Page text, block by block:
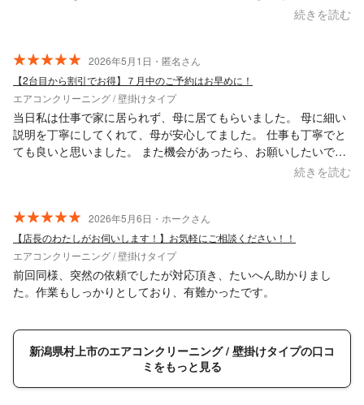
た。自分ではできないような分解掃除を丁寧にしていただき有り
続きを読む
2026年5月1日・匿名さん
【2台目から割引でお得】７月中のご予約はお早めに！
エアコンクリーニング / 壁掛けタイプ
当日私は仕事で家に居られず、母に居てもらいました。 母に細い
説明を丁寧にしてくれて、母が安心してました。 仕事も丁寧でと
ても良いと思いました。 また機会があったら、お願いしたいで
続きを読む
2026年5月6日・ホークさん
【店長のわたしがお伺いします！】お気軽にご相談ください！！
エアコンクリーニング / 壁掛けタイプ
前回同様、突然の依頼でしたが対応頂き、たいへん助かりまし
た。作業もしっかりとしており、有難かったです。
新潟県村上市のエアコンクリーニング / 壁掛けタイプの口コ
ミをもっと見る